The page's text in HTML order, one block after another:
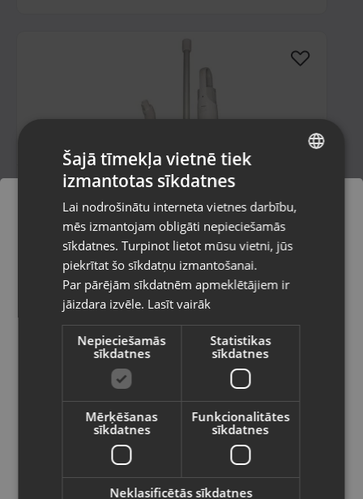
Mi Vacuum Cleaner Light EU
Rīga, Jūrmalas gatve 85
Stāvoklis Lietots (Garantija 6 mēneši)
50.00€
/mēn.
Severin HV-7173
Pasūtījumi tiks piegādāti uz
izvēlēto valsti
Vietnes saturs būs attēlots izvēlētajā
valodā
Valsts
Latviešu / Latvian
RUSSIAN
Šajā tīmekļa vietnē tiek
izmantotas sīkdatnes
Lai nodrošinātu interneta vietnes darbību,
mēs izmantojam obligāti nepieciešamās
sīkdatnes. Turpinot lietot mūsu vietni, jūs
piekrītat šo sīkdatņu izmantošanai.
Par pārējām sīkdatnēm apmeklētājiem ir
jāizdara izvēle. Lasīt vairāk
Nepieciešamās
sīkdatnes
Statistikas
sīkdatnes
Mērķēšanas
sīkdatnes
Funkcionalitātes
sīkdatnes
Neklasificētās sīkdatnes